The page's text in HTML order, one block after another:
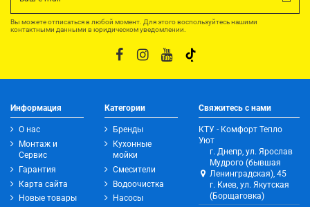
Вы можете отписаться в любой момент. Для этого воспользуйтесь нашими
контактными данными в юридическом уведомлении.
Информация
О нас
Монтаж и
Сервис
Гарантия
Карта сайта
Новые товары
Категории
Бренды
Кухонные
мойки
Смесители
Водоочистка
Насосы
Свяжитесь с нами
КТУ - Комфорт Тепло
Уют
г. Днепр, ул. Ярослав
Мудрого (бывшая
Ленинградская), 45
г. Киев, ул. Якутская
(Борщаговка)